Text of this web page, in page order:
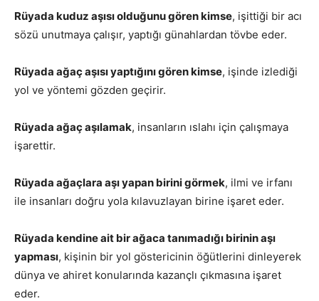
Rüyada kuduz aşısı olduğunu gören kimse, işittiği bir acı
sözü unutmaya çalışır, yaptığı günahlardan tövbe eder.
Rüyada ağaç aşısı yaptığını gören kimse, işinde izlediği
yol ve yöntemi gözden geçirir.
Rüyada ağaç aşılamak, insanların ıslahı için çalışmaya
işarettir.
Rüyada ağaçlara aşı yapan birini görmek, ilmi ve irfanı
ile insanları doğru yola kılavuzlayan birine işaret eder.
Rüyada kendine ait bir ağaca tanımadığı birinin aşı
yapması, kişinin bir yol göstericinin öğütlerini dinleyerek
dünya ve ahiret konularında kazançlı çıkmasına işaret
eder.